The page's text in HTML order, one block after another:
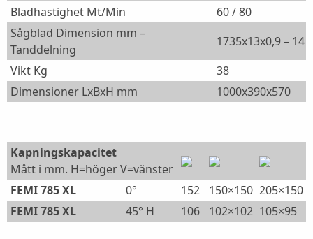
Bladhastighet Mt/Min
60 / 80
Sågblad Dimension mm –
Tanddelning
1735x13x0,9 – 14
Vikt Kg
38
Dimensioner LxBxH mm
1000x390x570
Kapningskapacitet
Mått i mm. H=höger V=vänster
FEMI 785 XL
0° 152 150×150 205×150
FEMI 785 XL
45° H 106 102×102 105×95